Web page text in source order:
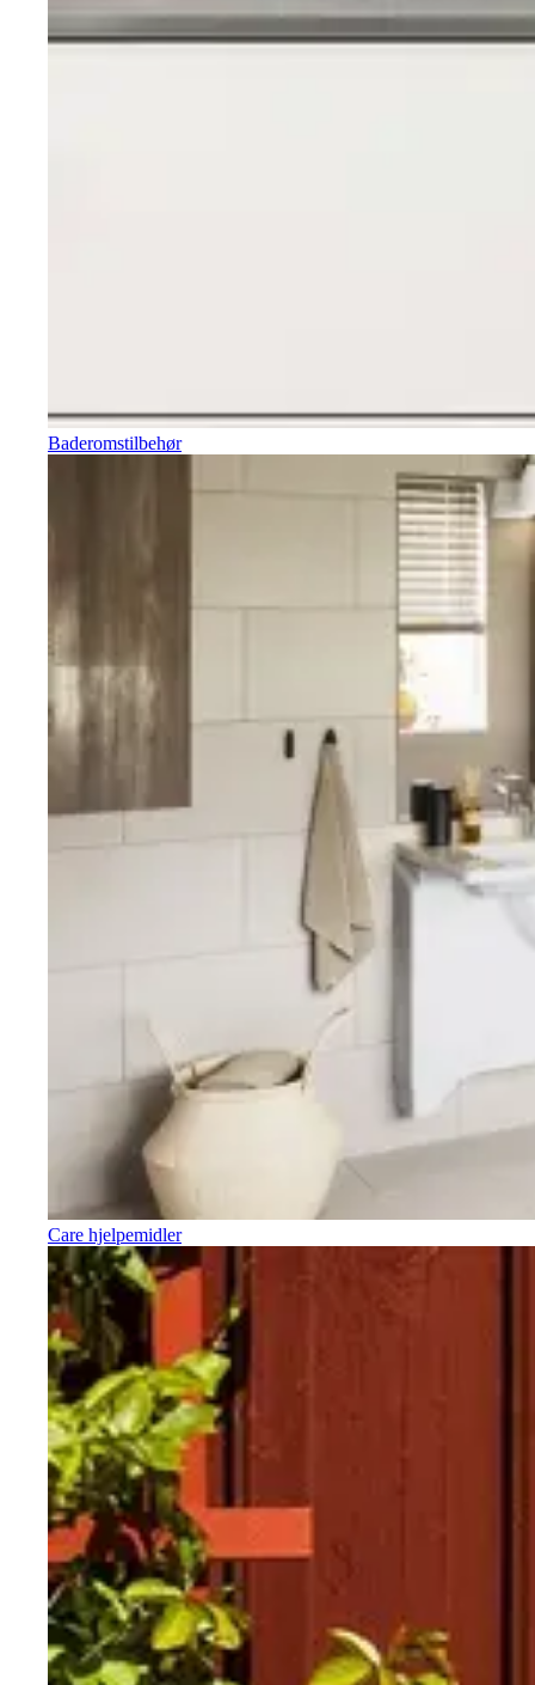
Baderomstilbehør
Care hjelpemidler